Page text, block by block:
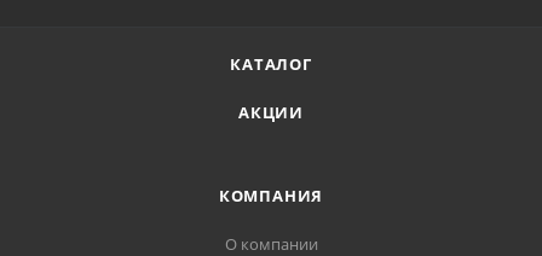
КАТАЛОГ
АКЦИИ
КОМПАНИЯ
О компании